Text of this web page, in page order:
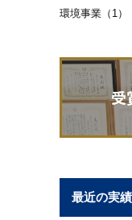
環境事業（1）
最近の実績